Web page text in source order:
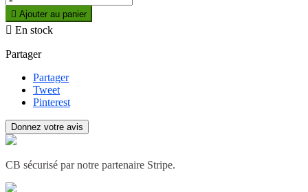
 Ajouter au panier
 En stock
Partager
Partager
Tweet
Pinterest
Donnez votre avis
CB sécurisé par notre partenaire Stripe.